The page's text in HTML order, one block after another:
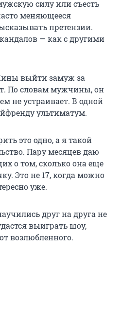
силу или съесть
меняющееся
претензии.
— как с другими
выйти замуж за
По словам мужчины, он
не устраивает. В одной
ультиматум.
это одно, а я такой
Пару месяцев даю
о том, сколько она еще
Это не 17, когда можно
уже.
друг на друга не
выиграть шоу,
возлюбленного.